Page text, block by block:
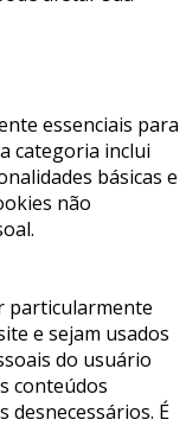
essenciais para
categoria inclui
básicas e
não
particularmente
e sejam usados
do usuário
conteúdos
desnecessários. É